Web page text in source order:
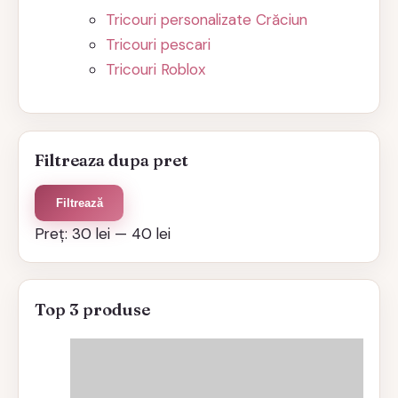
Tricouri personalizate Crăciun
Tricouri pescari
Tricouri Roblox
Filtreaza dupa pret
Preț
minim
Preț
maxim
Filtrează
Preț:30 lei — 40 lei
Top 3 produse